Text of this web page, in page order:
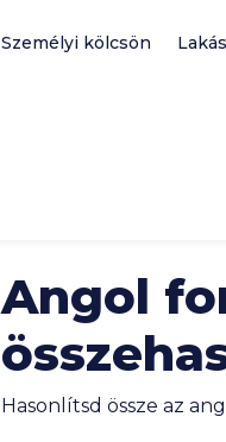
Személyi kölcsön
Angol
Hasonlítsd össze az